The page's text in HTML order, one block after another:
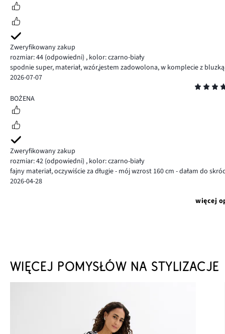
Zweryfikowany zakup
rozmiar: 44 (odpowiedni) , kolor: czarno-biały
spodnie super, materiał, wzór,jestem zadowolona, w komplecie z
2026-07-07
5
BOŻENA
Zweryfikowany zakup
rozmiar: 42 (odpowiedni) , kolor: czarno-biały
fajny materiał, oczywiście za długie - mój wzrost 160 cm - dałam do
2026-04-28
więcej
WIĘCEJ POMYSŁÓW NA STYLIZACJE